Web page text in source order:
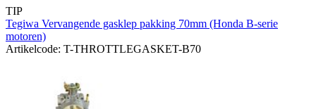
TIP
Tegiwa Vervangende gasklep pakking 70mm (Honda B-serie
motoren)
Artikelcode: T-THROTTLEGASKET-B70